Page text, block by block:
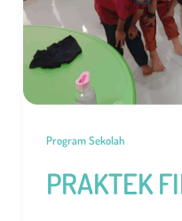
Program Sekolah
PRAKTEK